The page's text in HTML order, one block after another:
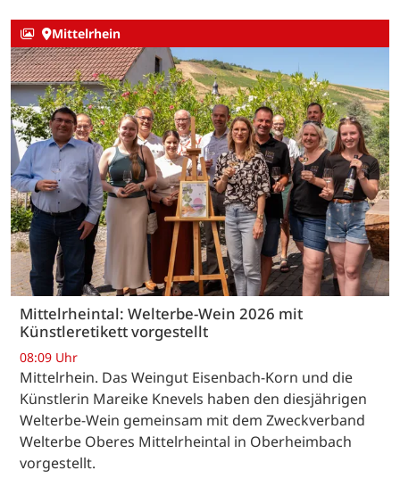
Mittelrhein
Mittelrheintal: Welterbe-Wein 2026 mit
Künstleretikett vorgestellt
08:09 Uhr
Mittelrhein. Das Weingut Eisenbach-Korn und die
Künstlerin Mareike Knevels haben den diesjährigen
Welterbe-Wein gemeinsam mit dem Zweckverband
Welterbe Oberes Mittelrheintal in Oberheimbach
vorgestellt.